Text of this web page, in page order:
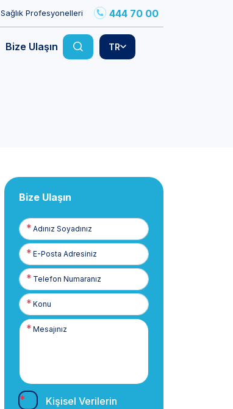
Sağlık Profesyonelleri 444 70 00
Bize Ulaşın TR
Bize Ulaşın
Adınız
Soyadınız
E-
Posta
Telefon
Numaranız
Kişisel Verilerin